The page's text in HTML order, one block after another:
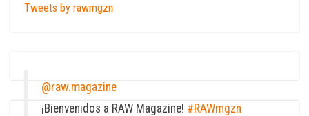
Tweets by rawmgzn
@raw.magazine
¡Bienvenidos a RAW Magazine! #RAWmgzn